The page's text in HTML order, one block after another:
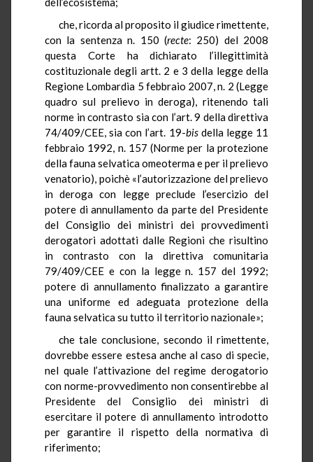
che, ricorda al proposito il giudice rimettente,
con la sentenza n. 150 (recte: 250) del 2008
questa Corte ha dichiarato l’illegittimità
costituzionale degli artt. 2 e 3 della legge della
Regione Lombardia 5 febbraio 2007, n. 2 (Legge
quadro sul prelievo in deroga), ritenendo tali
norme in contrasto sia con l’art. 9 della direttiva
74/409/CEE, sia con l’art. 19-bisdella legge 11
febbraio 1992, n. 157 (Norme per la protezione
della fauna selvatica omeoterma e per il prelievo
venatorio), poichè «l’autorizzazione del prelievo
in deroga con legge preclude l’esercizio del
potere di annullamento da parte del Presidente
del Consiglio dei ministri dei provvedimenti
derogatori adottati dalle Regioni che risultino
in contrasto con la direttiva comunitaria
79/409/CEE e con la legge n. 157 del 1992;
potere di annullamento finalizzato a garantire
una uniforme ed adeguata protezione della
fauna selvatica su tutto il territorio nazionale»;
che tale conclusione, secondo il rimettente,
dovrebbe essere estesa anche al caso di specie,
nel quale l’attivazione del regime derogatorio
con norme-provvedimento non consentirebbe al
Presidente del Consiglio dei ministri di
esercitare il potere di annullamento introdotto
per garantire il rispetto della normativa di
riferimento;